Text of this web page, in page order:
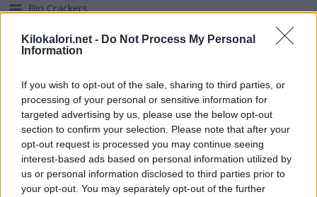
Kilokalori.net - Do Not Process My Personal
Information
If you wish to opt-out of the sale, sharing to third parties, or
processing of your personal or sensitive information for
targeted advertising by us, please use the below opt-out
section to confirm your selection. Please note that after your
opt-out request is processed you may continue seeing
interest-based ads based on personal information utilized by
us or personal information disclosed to third parties prior to
your opt-out. You may separately opt-out of the further
Bio Crackers
Energia
460 kcal
Rasva
Hiilih.
Proteiini
Pølsehorn
Aldi
Energia
Rasva
11,5 g
Hiilih.
Proteiini
9,1 g
Bio copos de avena integral
Aldi